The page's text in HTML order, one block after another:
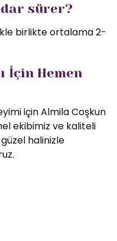
sürer?
birlikte ortalama 2-
İçin Hemen
için Almila Coşkun
ekibimiz ve kaliteli
güzel halinizle